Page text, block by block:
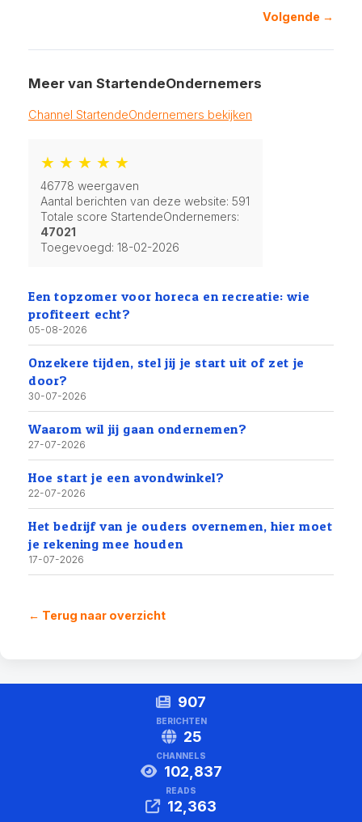
Volgende →
Meer van StartendeOndernemers
Channel StartendeOndernemers bekijken
★ ★ ★ ★ ★
46778 weergaven
Aantal berichten van deze website: 591
Totale score StartendeOndernemers:
47021
Toegevoegd: 18-02-2026
Een topzomer voor horeca en recreatie: wie
profiteert echt?
05-08-2026
Onzekere tijden, stel jij je start uit of zet je
door?
30-07-2026
Waarom wil jij gaan ondernemen?
27-07-2026
Hoe start je een avondwinkel?
22-07-2026
Het bedrijf van je ouders overnemen, hier moet
je rekening mee houden
17-07-2026
← Terug naar overzicht
907
BERICHTEN
25
CHANNELS
102,837
READS
12,363